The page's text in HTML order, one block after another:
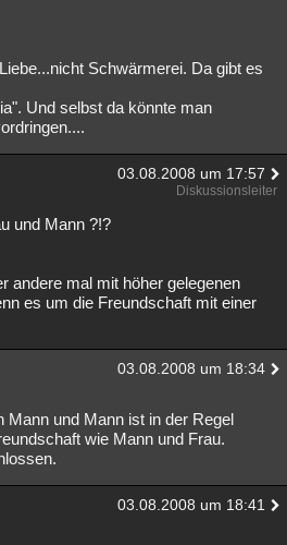
Schwärmerei. Da gibt es
Und selbst da könnte man
03.08.2008 um 17:57
Diskussionsleiter
und Mann ?!?
andere mal mit höher gelegenen
es um die Freundschaft mit einer
03.08.2008 um 18:34
Mann und Mann ist in der Regel
wie Mann und Frau.
03.08.2008 um 18:41